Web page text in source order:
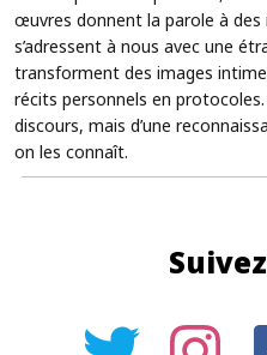
œuvres donnent la parole à des
s’adressent à nous avec une
transforment des images
récits personnels en
discours, mais d’une
on les connaît.